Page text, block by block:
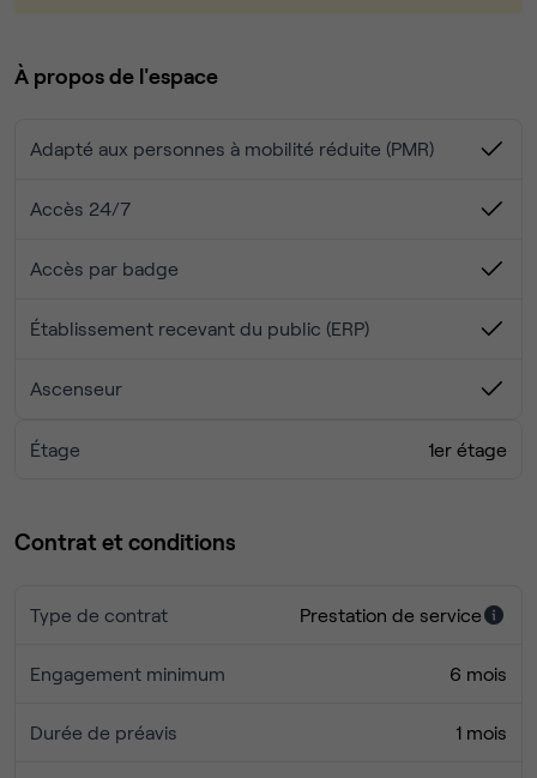
peuvent également bénéficier d'un accès internet haut
agréable possible.
À propos de l'espace
Adapté aux personnes à mobilité réduite (PMR)
Accès 24/7
Accès par badge
Établissement recevant du public (ERP)
Ascenseur
Étage 1er étage
Contrat et conditions
Type de contrat Prestation de service
Engagement minimum 6 mois
Durée de préavis 1 mois